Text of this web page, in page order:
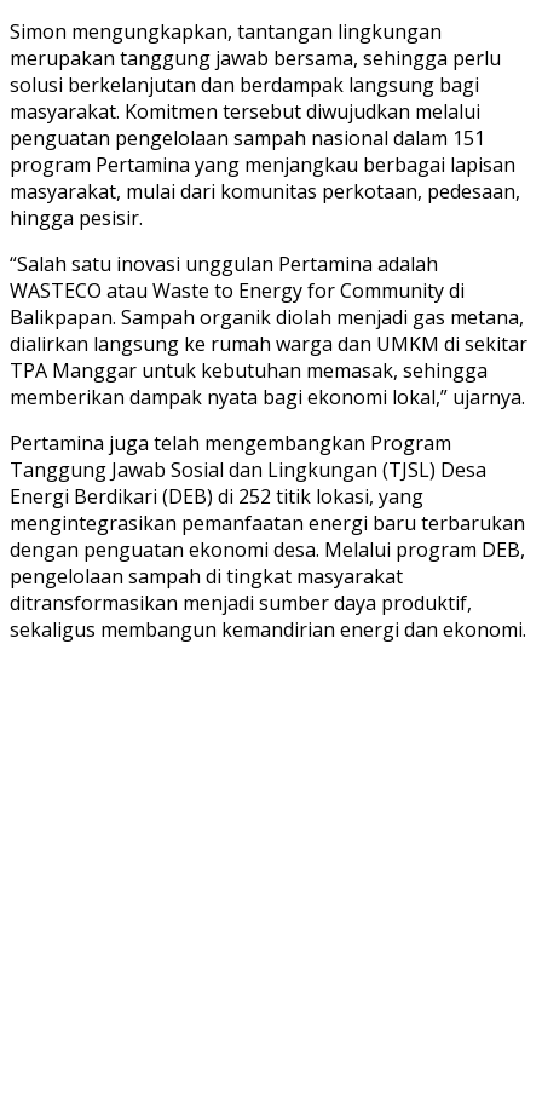
Simon mengungkapkan, tantangan lingkungan
merupakan tanggung jawab bersama, sehingga perlu
solusi berkelanjutan dan berdampak langsung bagi
masyarakat. Komitmen tersebut diwujudkan melalui
penguatan pengelolaan sampah nasional dalam 151
program Pertamina yang menjangkau berbagai lapisan
masyarakat, mulai dari komunitas perkotaan, pedesaan,
hingga pesisir.
“Salah satu inovasi unggulan Pertamina adalah
WASTECO atau Waste to Energy for Community di
Balikpapan. Sampah organik diolah menjadi gas metana,
dialirkan langsung ke rumah warga dan UMKM di sekitar
TPA Manggar untuk kebutuhan memasak, sehingga
memberikan dampak nyata bagi ekonomi lokal,” ujarnya.
Pertamina juga telah mengembangkan Program
Tanggung Jawab Sosial dan Lingkungan (TJSL) Desa
Energi Berdikari (DEB) di 252 titik lokasi, yang
mengintegrasikan pemanfaatan energi baru terbarukan
dengan penguatan ekonomi desa. Melalui program DEB,
pengelolaan sampah di tingkat masyarakat
ditransformasikan menjadi sumber daya produktif,
sekaligus membangun kemandirian energi dan ekonomi.